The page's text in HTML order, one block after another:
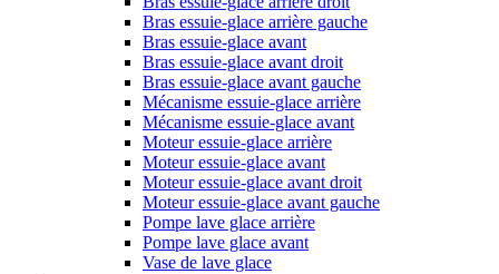
Bras essuie-glace arrière gauche
Bras essuie-glace avant
Bras essuie-glace avant droit
Bras essuie-glace avant gauche
Mécanisme essuie-glace arrière
Mécanisme essuie-glace avant
Moteur essuie-glace arrière
Moteur essuie-glace avant
Moteur essuie-glace avant droit
Moteur essuie-glace avant gauche
Pompe lave glace arrière
Pompe lave glace avant
Vase de lave glace